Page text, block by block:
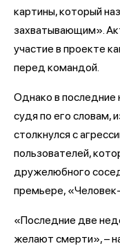
картины, который
захватывающим».
участие в проекте
перед командой.
Однако в последние
судя по его словам,
столкнулся с
пользователей,
дружелюбного
премьере,
«Последние две
желают смерти», –